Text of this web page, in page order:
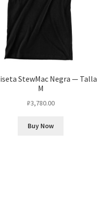
StewMac Negra — Talla
M
₽3,780.00
Buy Now